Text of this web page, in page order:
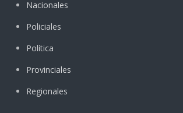
Nacionales
Policiales
Política
Provinciales
Regionales